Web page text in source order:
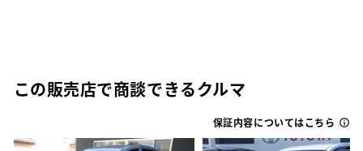
この販売店で商談できるクルマ
保証内容についてはこちら